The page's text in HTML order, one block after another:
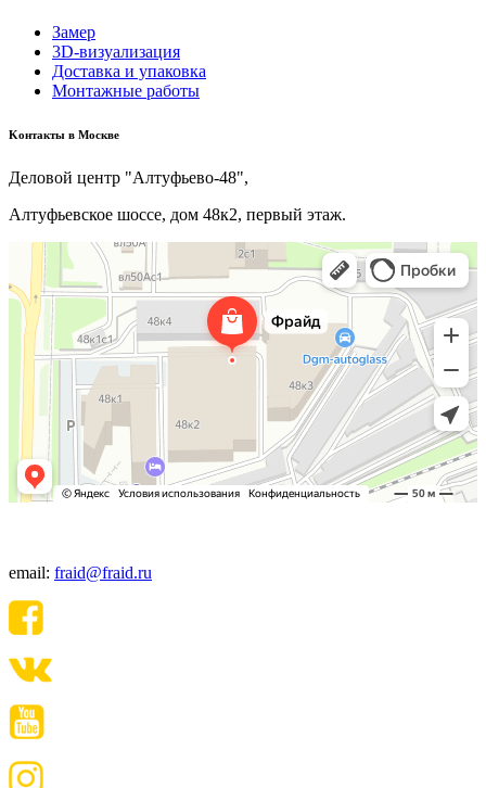
Замер
3D-визуализация
Доставка и упаковка
Монтажные работы
Kонтакты в Москве
Деловой центр "Алтуфьево-48",
Алтуфьевское шоссе, дом 48к2, первый этаж.
email: fraid@fraid.ru